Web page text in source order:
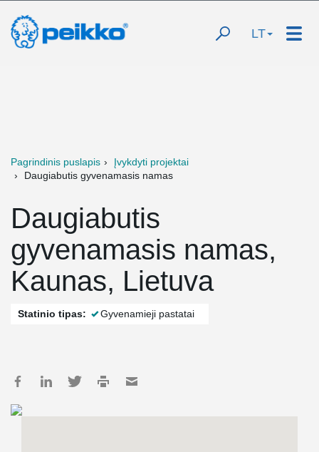
LT
Pagrindinis puslapis
Įvykdyti projektai
Daugiabutis gyvenamasis namas
Daugiabutis
gyvenamasis namas,
Kaunas, Lietuva
Statinio tipas: Gyvenamieji pastatai